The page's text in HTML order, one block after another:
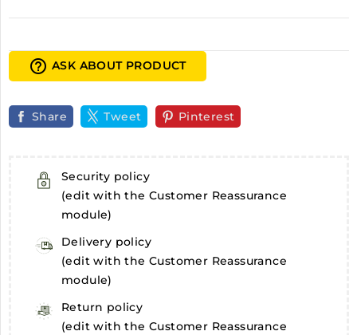
help_outline ASK ABOUT PRODUCT
Share Tweet Pinterest
Security policy
(edit with the Customer Reassurance
module)
Delivery policy
(edit with the Customer Reassurance
module)
Return policy
(edit with the Customer Reassurance